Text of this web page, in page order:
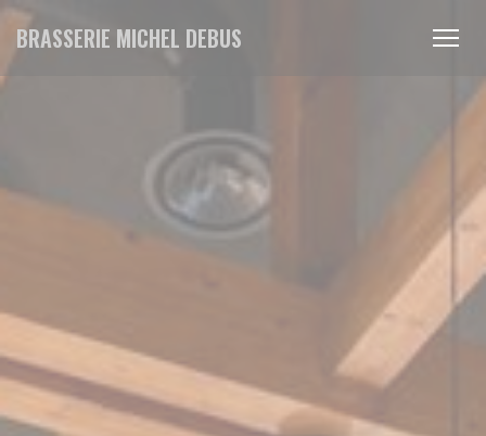
Panel for informasjonskapsler
BRASSERIE MICHEL DEBUS